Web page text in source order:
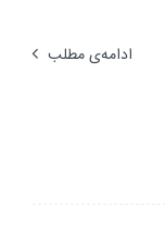
ادامه‌ی مطلب